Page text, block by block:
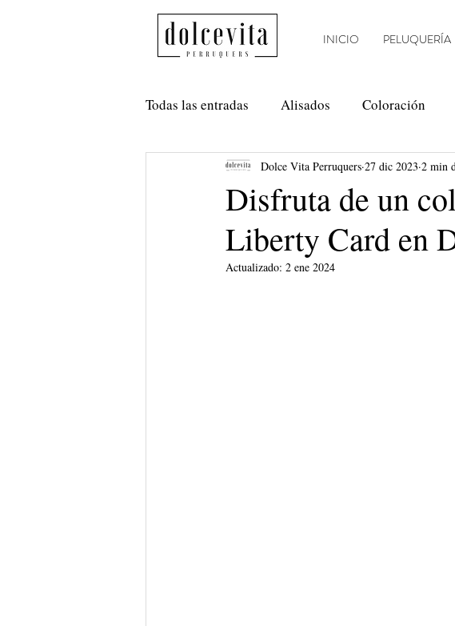
INICIO PELUQUERÍA
Todas las entradas Alisados Coloración
Método Curly Nanoplastia Novias
Anti Frizz Balayage
Disfruta de un
Liberty Card en
Dolce Vita Perruquers 27 dic 2023 2 min
Actualizado: 2 ene 2024